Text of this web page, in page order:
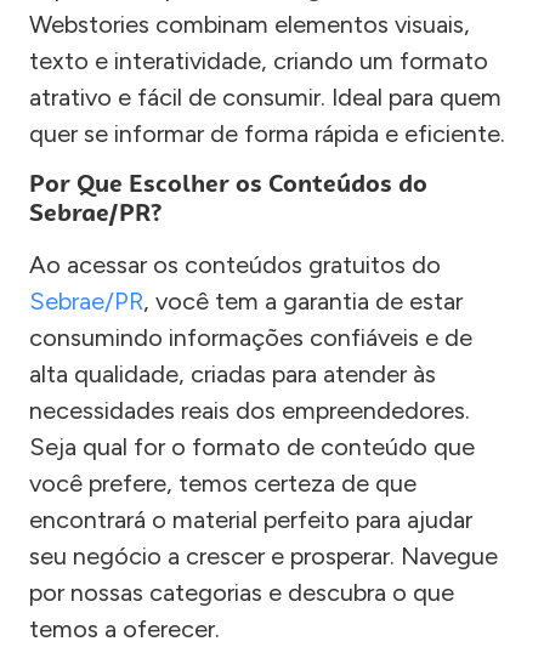
Webstories combinam elementos visuais,
texto e interatividade, criando um formato
atrativo e fácil de consumir. Ideal para quem
quer se informar de forma rápida e eficiente.
Por Que Escolher os Conteúdos do
Sebrae/PR?
Ao acessar os conteúdos gratuitos do
Sebrae/PR, você tem a garantia de estar
consumindo informações confiáveis e de
alta qualidade, criadas para atender às
necessidades reais dos empreendedores.
Seja qual for o formato de conteúdo que
você prefere, temos certeza de que
encontrará o material perfeito para ajudar
seu negócio a crescer e prosperar. Navegue
por nossas categorias e descubra o que
temos a oferecer.